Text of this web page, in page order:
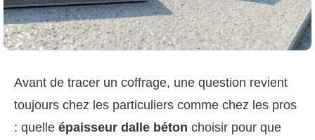
Avant de tracer un coffrage, une question revient
toujours chez les particuliers comme chez les pros
: quelle épaisseur dalle béton choisir pour que